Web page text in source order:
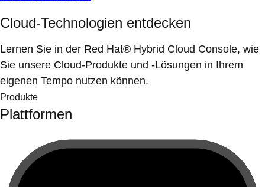
Cloud-Technologien entdecken
Lernen Sie in der Red Hat® Hybrid Cloud Console, wie
Sie unsere Cloud-Produkte und -Lösungen in Ihrem
eigenen Tempo nutzen können.
Produkte
Plattformen